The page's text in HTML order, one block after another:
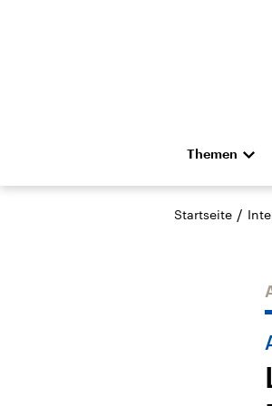
Themen
Die
Hörspiel und
Startseite /